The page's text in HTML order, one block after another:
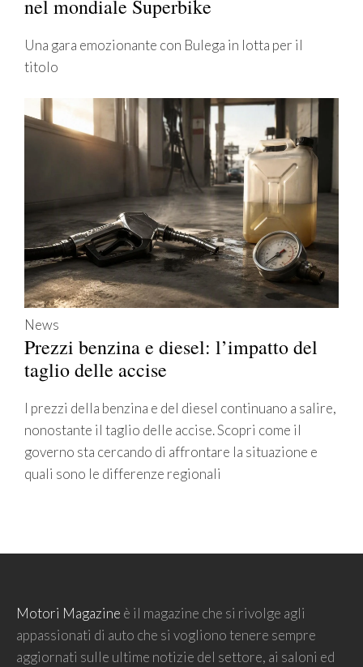
nel mondiale Superbike
Una gara emozionante con Bulega in lotta per il
titolo
News
Prezzi benzina e diesel: l’impatto del
taglio delle accise
I prezzi della benzina e del diesel continuano a salire,
nonostante il taglio delle accise. Scopri come il
governo sta cercando di affrontare la situazione e
quali sono le differenze regionali
Motori Magazine è il magazine che si rivolge agli
appassionati di auto che si vogliono tenere sempre
aggiornati sulle ultime notizie del settore, ai saloni ed